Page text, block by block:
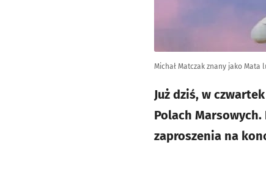
Michał Matczak znany jako Mata
Już dziś, w
Polach
zaproszenia na